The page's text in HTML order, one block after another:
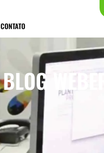
CONTATO
BLOG WEBER